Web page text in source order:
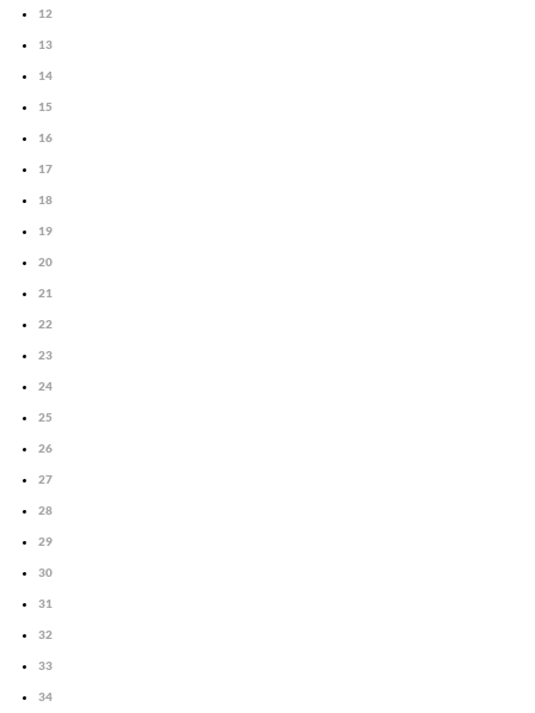
12
13
14
15
16
17
18
19
20
21
22
23
24
25
26
27
28
29
30
31
32
33
34